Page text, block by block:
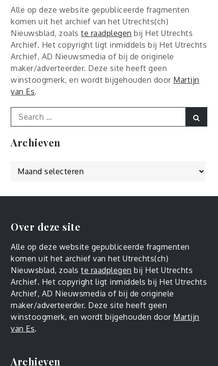
Alle op deze website gepubliceerde fragmenten
komen uit het archief van het Utrechts(ch)
Nieuwsblad, zoalste raadplegen bij Het Utrechts
Archief. Het copyright ligt inmiddels bij Het Utrechts
Archief, AD Nieuwsmedia of bij de originele
maker/adverteerder. Deze site heeft geen
winstoogmerk, en wordt bijgehouden door Martijn
van Es.
Search
for:
Archieven
Over deze site
Alle op deze website gepubliceerde fragmenten
komen uit het archief van het Utrechts(ch)
Nieuwsblad, zoalste raadplegen bij Het Utrechts
Archief. Het copyright ligt inmiddels bij Het Utrechts
Archief, AD Nieuwsmedia of bij de originele
maker/adverteerder. Deze site heeft geen
winstoogmerk, en wordt bijgehouden door Martijn
van Es.
Archieven